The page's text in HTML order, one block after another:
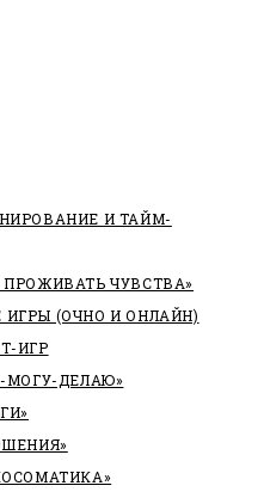
И ТАЙМ-
ЧУВСТВА»
(ОЧНО И ОНЛАЙН)
ИГР
МОГУ-ДЕЛАЮ»